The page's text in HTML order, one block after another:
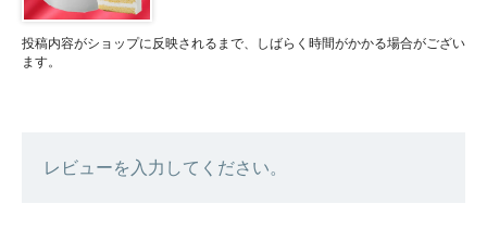
投稿内容がショップに反映されるまで、しばらく時間がかかる場合がござい
ます。
レビューを入力してください。